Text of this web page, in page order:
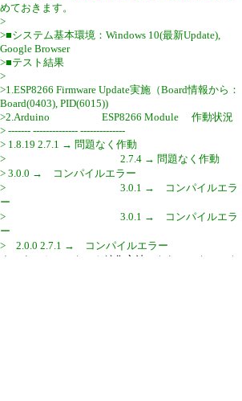
めておきます。
>
>■システム基本環境：Windows 10(最新Update),
Google Browser
>■テスト結果
>
>1.ESP8266 Firmware Update実施（Board情報から：
Board(0403), PID(6015))
>2.Arduino ESP8266 Module 作動状況
> ------- -------------- --------------
> 1.8.19 2.7.1 → 問題なく作動
> 2.7.4 → 問題なく作動
> 3.0.0 → コンパイルエラー
> 3.0.1 → コンパイルエラ
ー
> 3.0.1 → コンパイルエラ
ー
> 2.0.0 2.7.1 → コンパイルエラー
すみません、テキスト編集方法になれていなかった